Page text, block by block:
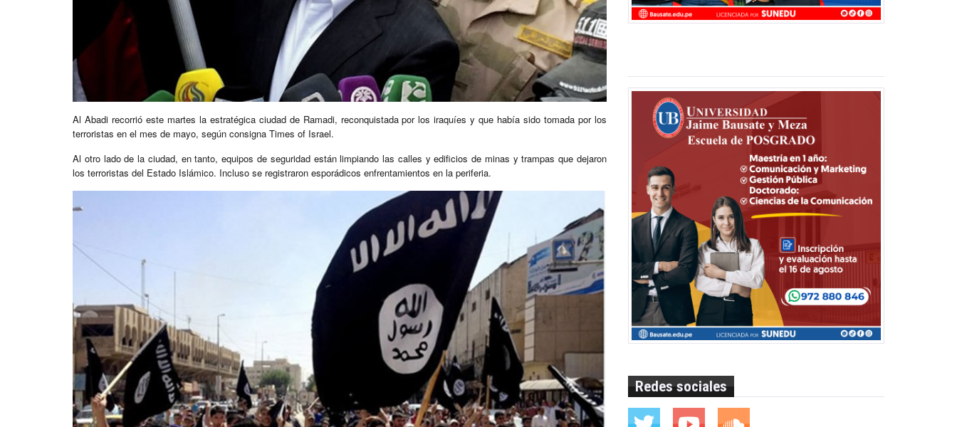
Al Abadi recorrió este martes la estratégica ciudad de Ramadi, reconquistada por los iraquíes y que había sido tomada por los
terroristas en el mes de mayo, según consigna Times of Israel.
Al otro lado de la ciudad, en tanto, equipos de seguridad están limpiando las calles y edificios de minas y trampas que dejaron
los terroristas del Estado Islámico. Incluso se registraron esporádicos enfrentamientos en la periferia.
Redes sociales